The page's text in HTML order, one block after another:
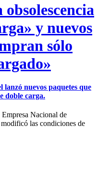
y nuevos
sólo
lanzó nuevos paquetes que
doble carga.
Nacional de
las condiciones de